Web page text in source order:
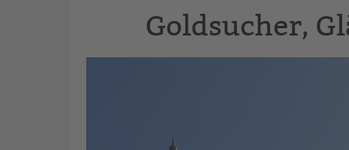
Goldsucher,